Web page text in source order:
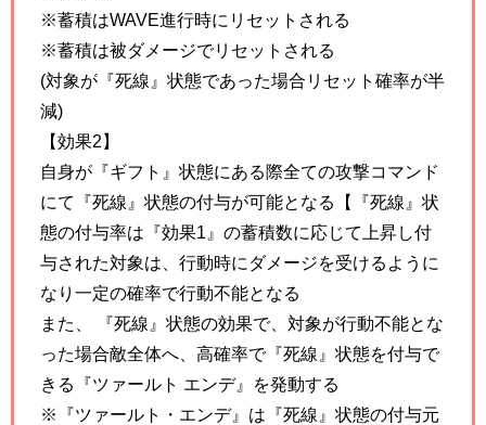
※蓄積はWAVE進行時にリセットされる
※蓄積は被ダメージでリセットされる
(対象が『死線』状態であった場合リセット確率が半
減)
【効果2】
自身が『ギフト』状態にある際全ての攻撃コマンド
にて『死線』状態の付与が可能となる【『死線』状
態の付与率は『効果1』の蓄積数に応じて上昇し付
与された対象は、行動時にダメージを受けるように
なり一定の確率で行動不能となる
また、 『死線』状態の効果で、対象が行動不能とな
った場合敵全体へ、高確率で『死線』状態を付与で
きる『ツァールト エンデ』を発動する
※『ツァールト・エンデ』は『死線』状態の付与元